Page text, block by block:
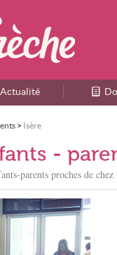
Actualité
> Isère
-
parents proches de chez